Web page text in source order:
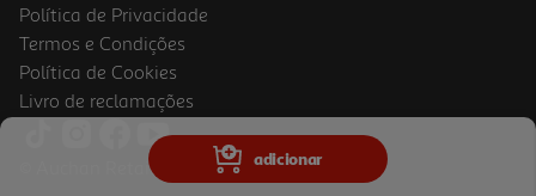
adicionar
Gel De Banho Vaseline Smooth Care 700ml
Política de Privacidade
Termos e Condições
Política de Cookies
Livro de reclamações
© Auchan Retail Portugal